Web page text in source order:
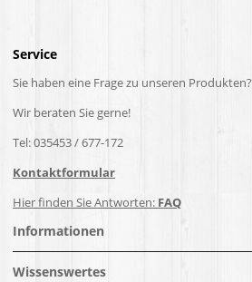
Service
Sie haben eine Frage zu unseren Produkten?
Wir beraten Sie gerne!
Tel: 035453 / 677-172
Kontaktformular
Hier finden Sie Antworten: FAQ
Informationen
Wissenswertes